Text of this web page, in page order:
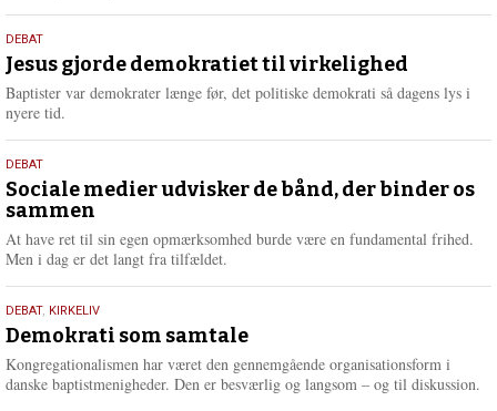
e
r
e
18.
maj
2026
DEBAT
Jesus gjorde demokratiet til virkelighed
Baptister var demokrater længe før, det politiske demokrati så dagens lys i
nyere tid.
18.
maj
2026
DEBAT
Sociale medier udvisker de bånd, der binder os
sammen
At have ret til sin egen opmærksomhed burde være en fundamental frihed.
Men i dag er det langt fra tilfældet.
18.
maj
2026
DEBAT, KIRKELIV
Demokrati som samtale
Kongregationalismen har været den gennemgående organisationsform i
danske baptistmenigheder. Den er besværlig og langsom – og til diskussion.